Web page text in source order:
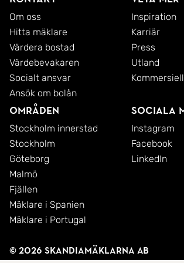
som blommar praktfullt varje år. På
återfinns plommonträd, svarta
som ger riklig skörd under
skyddar en tät och insynsskyddad
hämtad från Roslagen, som ramar
vackert sätt.
När man når entrén och den
verandan/farstukvisten möts man
klätterhortensia som under
välkommen med sina vita blomster
inbjudande och hemtrevlig känsla
dörren.
Om oss
Hitta mäklare
Värdera bostad
Värdebevakaren
Socialt ansvar
Ansök om bolån
Inspiration
Karriär
Press
Utland
Områden
Stockholm innerstad
Stockholm
Göteborg
Malmö
Fjällen
Mäklare i Spanien
Mäklare i Portugal
Sociala
Instagram
Facebook
LinkedIn
© 2026 SkandiaMäklarna AB